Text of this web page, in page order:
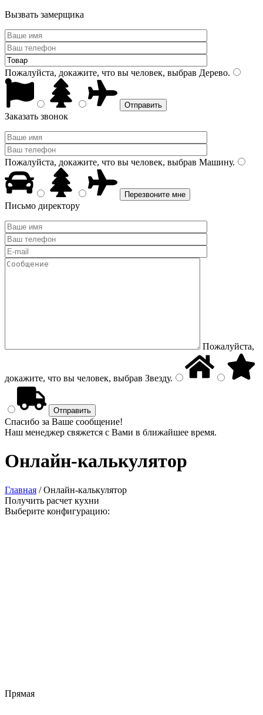
Вызвать замерщика
Пожалуйста, докажите, что вы человек, выбрав Дерево.
Заказать звонок
Пожалуйста, докажите, что вы человек, выбрав Машину.
Письмо директору
Пожалуйста,
докажите, что вы человек, выбрав Звезду.
Спасибо за Ваше сообщение!
Наш менеджер свяжется с Вами в ближайшее время.
Онлайн-калькулятор
Главная /Онлайн-калькулятор
Получить расчет кухни
Выберите конфигурацию:
Прямая